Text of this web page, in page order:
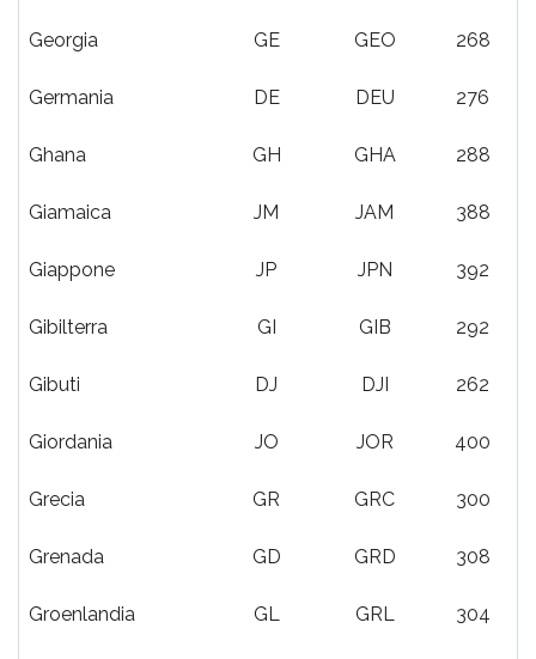
Georgia GE GEO 268
Germania DE DEU 276
Ghana GH GHA 288
Giamaica JM JAM 388
Giappone JP JPN 392
Gibilterra GI GIB 292
Gibuti DJ DJI 262
Giordania JO JOR 400
Grecia GR GRC 300
Grenada GD GRD 308
Groenlandia GL GRL 304